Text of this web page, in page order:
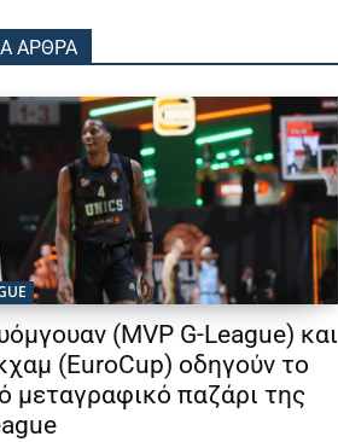
ΑΡΘΡΑ
(MVP G-League) και
(EuroCup) οδηγούν το
μεταγραφικό παζάρι της